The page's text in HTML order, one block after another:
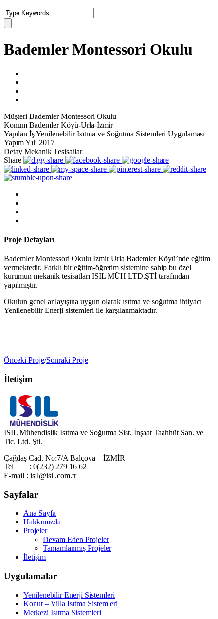
Bademler Montessori Okulu
Müşteri Bademler Montessori Okulu
Konum Bademler Köyü-Urla-İzmir
Yapılan İşYenilenebilir Isıtma ve Soğutma Sistemleri Uygulaması
Yapım Yılı 2017
Detay Mekanik Tesisatlar
Share
Proje Detayları
Bademler Montessori Okulu İzmir Urla Bademler Köyü’nde eğitim
vermektedir. Farklı bir eğitim-öğretim sistemine sahip bu özel
kurumun mekanik tesisatları ISIL MÜH.LTD.ŞTİ tarafından
yapılmıştır.
Okulun genel anlayışına uygun olarak ısıtma ve soğutma ihtiyacı
Yenilenebilir Enerji sistemleri ile karşılanmaktadır.
Önceki Proje/Sonraki Proje
İletişim
ISIL Mühendislik Isıtma ve Soğutma Sist. İnşaat Taahhüt San. ve
Tic. Ltd. Şti.
Çağdaş Cad. No:7/A Balçova – İZMİR
Tel : 0(232) 279 16 62
E-mail : isil@isil.com.tr
Sayfalar
Ana Sayfa
Hakkımızda
Projeler
Devam Eden Projeler
Tamamlanmış Projeler
İletişim
Uygulamalar
Yenilenebilir Enerji Sistemleri
Konut – Villa Isıtma Sistemleri
Merkezi Isıtma Sistemleri